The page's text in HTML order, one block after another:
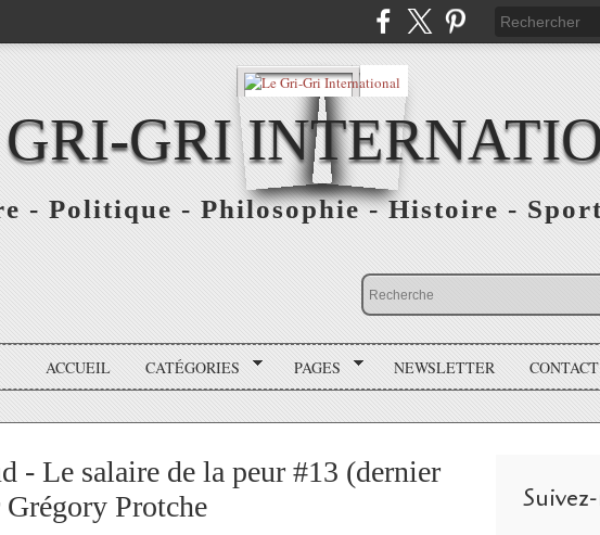
GRI
- Politique - Philosophie - Histoire -
ACCUEIL CATÉGORIES PAGES NEWSLETTER CONTACT
- Le salaire de la peur #13 (dernier
Protche